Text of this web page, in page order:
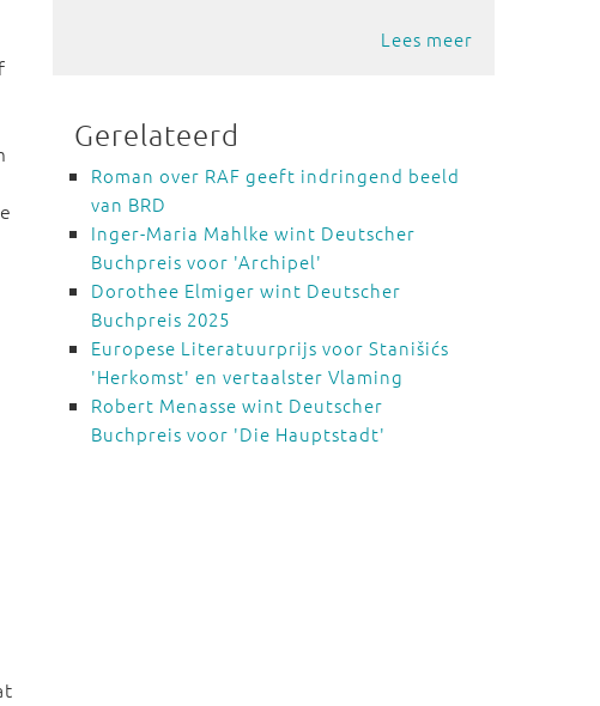
Lees meer
Gerelateerd
Roman over RAF geeft indringend beeld
van BRD
Inger-Maria Mahlke wint Deutscher
Buchpreis voor 'Archipel'
Dorothee Elmiger wint Deutscher
Buchpreis 2025
Europese Literatuurprijs voor Stanišićs
'Herkomst' en vertaalster Vlaming
Robert Menasse wint Deutscher
Buchpreis voor 'Die Hauptstadt'